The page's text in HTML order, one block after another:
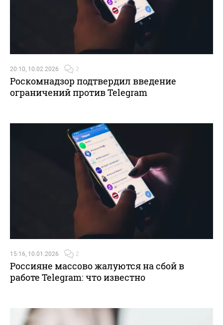
20:10, 10.02.2026 2
Роскомнадзор подтвердил введение
ограничений против Telegram
15:16, 10.01.2026 2
Россияне массово жалуются на сбой в
работе Telegram: что известно